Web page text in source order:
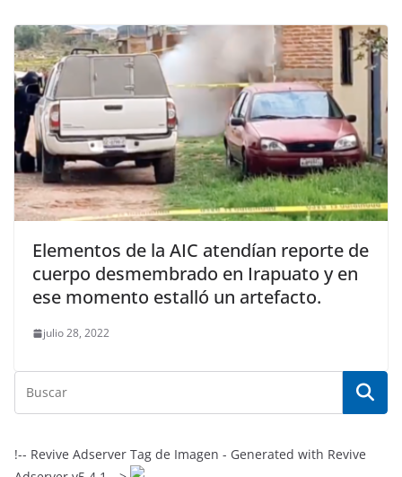
Elementos de la AIC atendían reporte de
cuerpo desmembrado en Irapuato y en
ese momento estalló un artefacto.
julio 28, 2022
!-- Revive Adserver Tag de Imagen - Generated with Revive